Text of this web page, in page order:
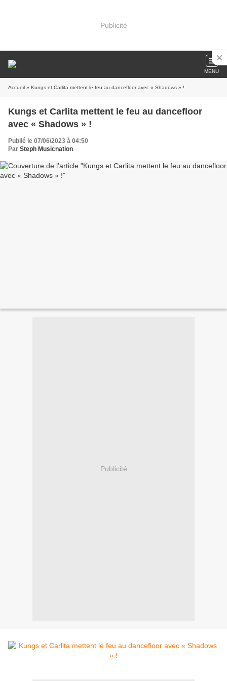
Publicité
MENU
Accueil » Kungs et Carlita mettent le feu au dancefloor avec « Shadows » !
Kungs et Carlita mettent le feu au dancefloor
avec « Shadows » !
Publié le 07/06/2023 à 04:50
Par Steph Musicnation
Publicité